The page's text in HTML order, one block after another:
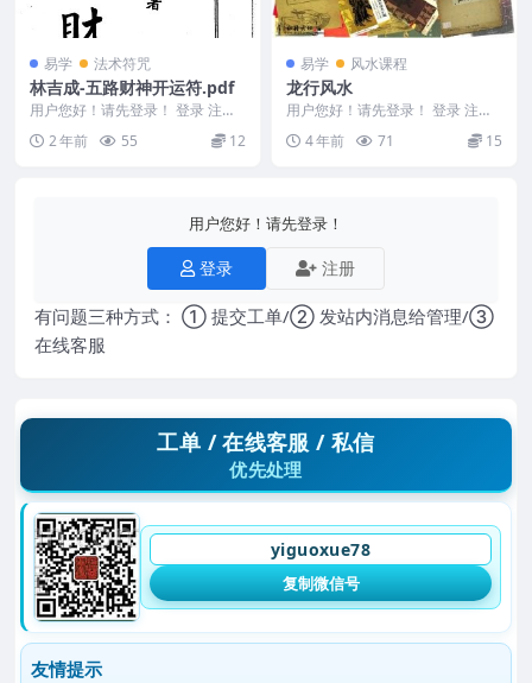
易学 法术符咒
林吉成-五路财神开运符.pdf
用户您好！请先登录！ 登录 注册
林吉成-五路财神开运符.pdf 2501
094...2 年前 55 12
易学 风水课程
龙行风水
用户您好！请先登录！ 登录 注册
4 年前 71 15
用户您好！请先登录！
登录 注册
有问题三种方式： ① 提交工单/② 发站内消息给管理/③
在线客服
工单 / 在线客服 / 私信
优先处理
yiguoxue78
复制微信号
友情提示